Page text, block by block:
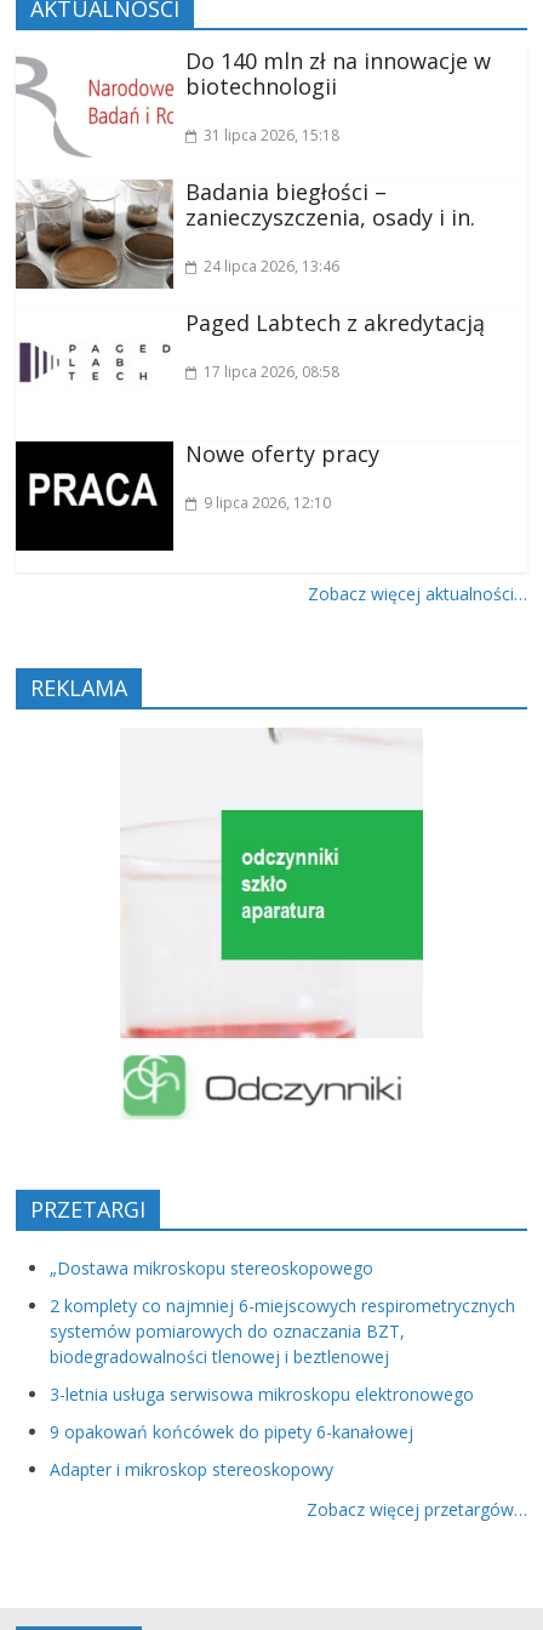
AKTUALNOŚCI
Do 140 mln zł na innowacje w
biotechnologii
31 lipca 2026, 15:18
Badania biegłości –
zanieczyszczenia, osady i in.
24 lipca 2026, 13:46
Paged Labtech z akredytacją
17 lipca 2026, 08:58
Nowe oferty pracy
9 lipca 2026, 12:10
Zobacz więcej aktualności…
REKLAMA
PRZETARGI
„Dostawa mikroskopu stereoskopowego
2 komplety co najmniej 6-miejscowych respirometrycznych
systemów pomiarowych do oznaczania BZT,
biodegradowalności tlenowej i beztlenowej
3-letnia usługa serwisowa mikroskopu elektronowego
9 opakowań końcówek do pipety 6-kanałowej
Adapter i mikroskop stereoskopowy
Zobacz więcej przetargów…